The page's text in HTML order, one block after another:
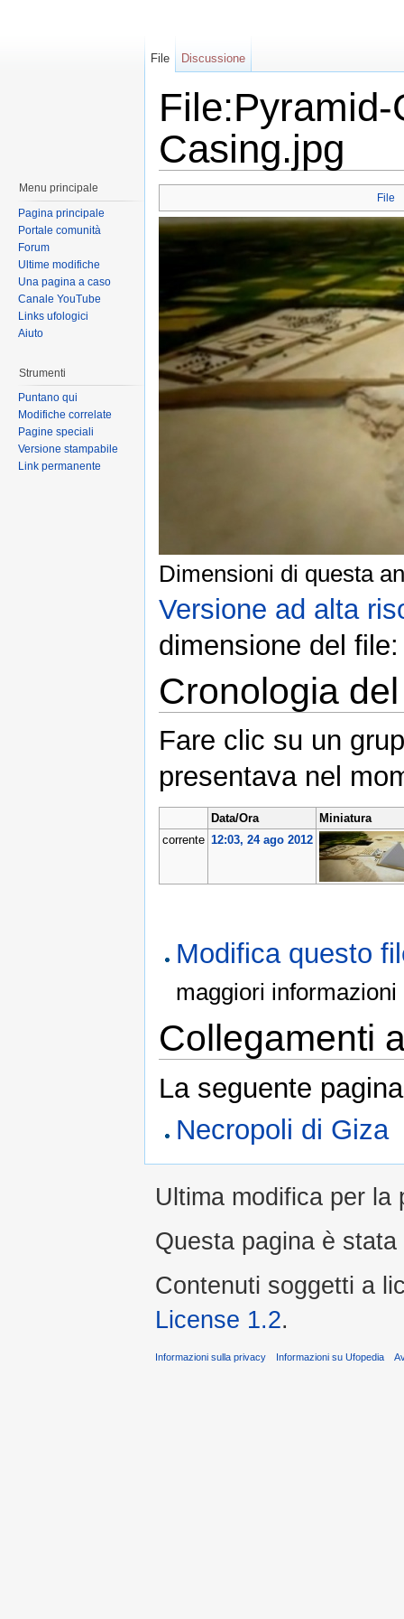
Casing.jpg
File
Dimensioni di questa
Versione ad alta
dimensione del
Cronologia
Fare clic su un
presentava nel
Data/Ora
Miniatura
corrente 12:03, 24 ago 2012
Modifica questo
maggiori
Collegamenti
La seguente
Necropoli di Giza
File Discussione
Menu principale
Pagina principale
Portale comunità
Forum
Ultime modifiche
Una pagina a caso
Canale YouTube
Links ufologici
Aiuto
Strumenti
Puntano qui
Modifiche correlate
Pagine speciali
Versione stampabile
Link permanente
Ultima modifica per la
Questa pagina è
Contenuti soggetti a
License 1.2.
Informazioni sulla privacy Informazioni su Ufopedia